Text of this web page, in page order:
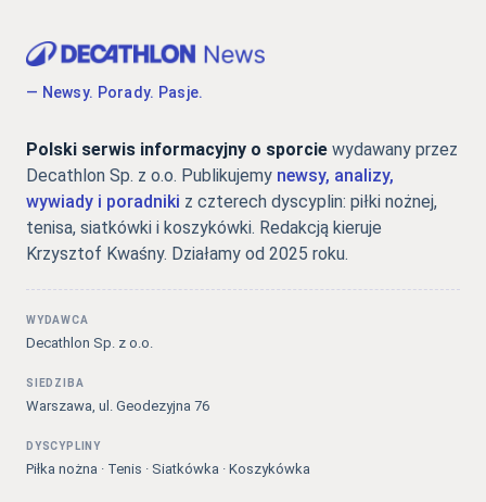
— Newsy. Porady. Pasje.
Polski serwis informacyjny o sporcie wydawany przez
Decathlon Sp. z o.o. Publikujemy newsy, analizy,
wywiady i poradniki z czterech dyscyplin: piłki nożnej,
tenisa, siatkówki i koszykówki. Redakcją kieruje
Krzysztof Kwaśny. Działamy od 2025 roku.
WYDAWCA
Decathlon Sp. z o.o.
SIEDZIBA
Warszawa, ul. Geodezyjna 76
DYSCYPLINY
Piłka nożna · Tenis · Siatkówka · Koszykówka